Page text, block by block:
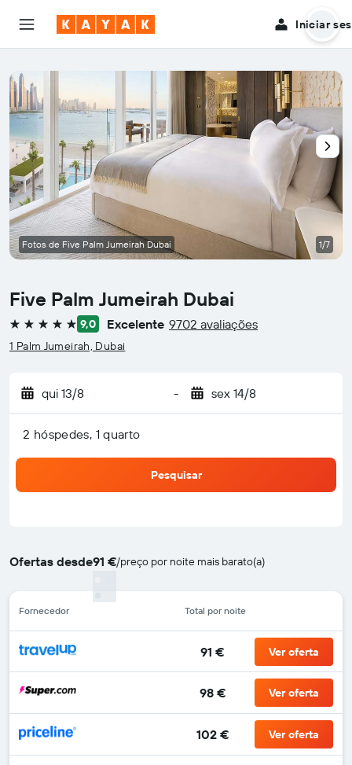
Iniciar
Five Palm Jumeirah Dubai
5 estrelas 9,0 Excelente 9702 avaliações
1 Palm Jumeirah, Dubai
qui 13/8 - sex 14/8
2 hóspedes, 1 quarto
Pesquisar
Ofertas desde91 €/preço por noite mais barato(a)
Fornecedor Total por noite
91 € Ver oferta
98 € Ver oferta
102 € Ver oferta
Fotos de Five Palm Jumeirah Dubai 1/7